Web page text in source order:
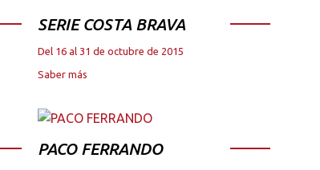
SERIE COSTA BRAVA
Del 16 al 31 de octubre de 2015
Saber más
PACO FERRANDO